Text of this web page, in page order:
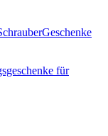
Geschenke
für